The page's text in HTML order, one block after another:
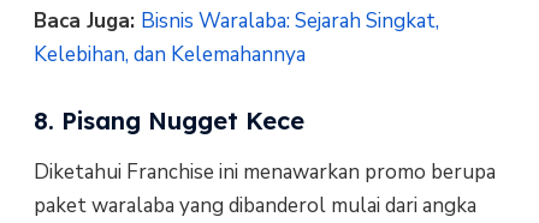
Baca Juga: Bisnis Waralaba: Sejarah Singkat,
Kelebihan, dan Kelemahannya
8. Pisang Nugget Kece
Diketahui Franchise ini menawarkan promo berupa
paket waralaba yang dibanderol mulai dari angka